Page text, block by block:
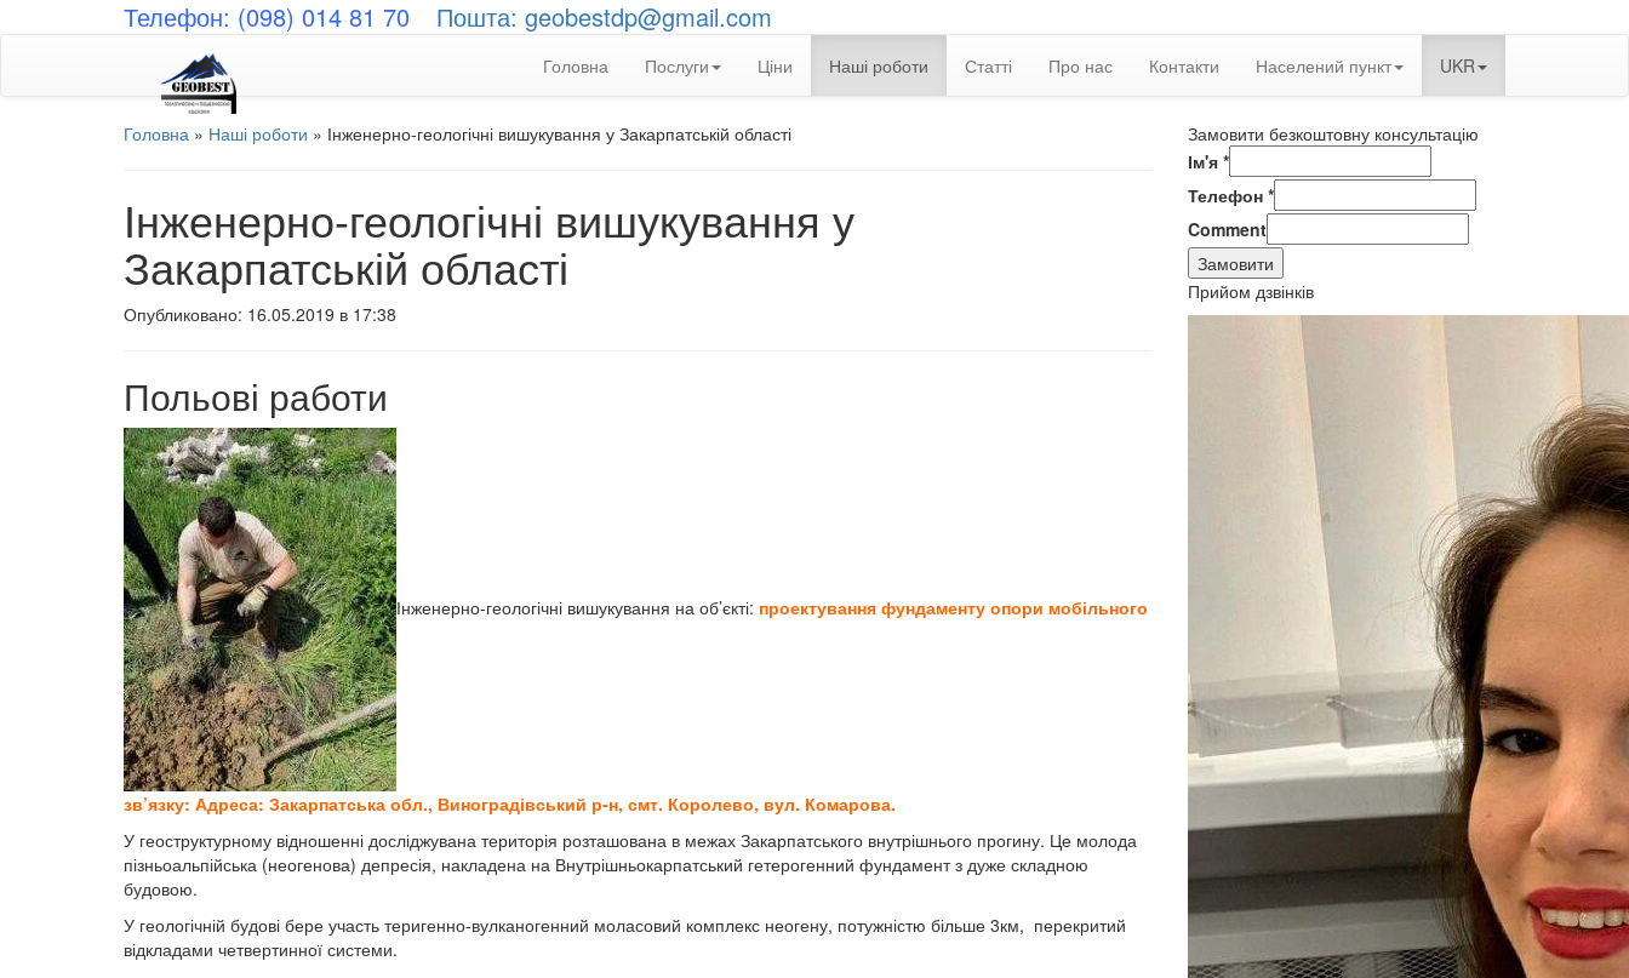
Телефон: (098) 014 81 70 Пошта: geobestdp@gmail.com
Головна Послуги Ціни Наші роботи Статті Про нас Контакти Населений пункт UKR
Головна » Наші роботи » Інженерно-геологічні вишукування у Закарпатській області
Інженерно-геологічні вишукування у
Закарпатській області
Опубликовано: 16.05.2019 в 17:38
Польові работи
Інженерно-геологічні вишукування на об’єкті: проектування фундаменту опори мобільного
зв’язку: Адреса: Закарпатська обл., Виноградівський р-н, смт. Королево, вул. Комарова.
У геоструктурному відношенні досліджувана територія розташована в межах Закарпатського внутрішнього прогину. Це молода
пізньоальпійська (неогенова) депресія, накладена на Внутрішньокарпатський гетерогенний фундамент з дуже складною
будовою.
У геологічній будові бере участь теригенно-вулканогенний моласовий комплекс неогену, потужністю більше 3км, перекритий
відкладами четвертинної системи.
Замовити безкоштовну консультацію
Ім'я *
Телефон *
Comment
Замовити
Прийом дзвінків